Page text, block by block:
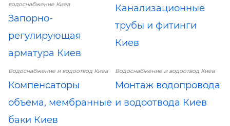
водоснабжение Киев
Запорно-
регулирующая
арматура Киев
Канализационные
трубы и фитинги
Киев
Водоснабжение и водоотвод Киев
Компенсаторы
объема, мембранные
баки Киев
Водоснабжение и водоотвод Киев
Монтаж водопровода
и водоотвода Киев